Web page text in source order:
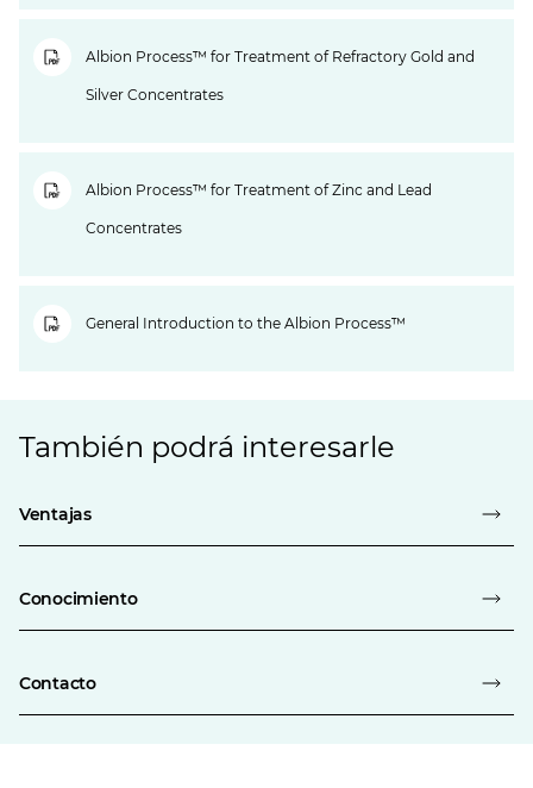
Albion Process™ for Treatment of Refractory Gold and
Silver Concentrates
Albion Process™ for Treatment of Zinc and Lead
Concentrates
General Introduction to the Albion Process™
También podrá interesarle
Ventajas
Conocimiento
Contacto